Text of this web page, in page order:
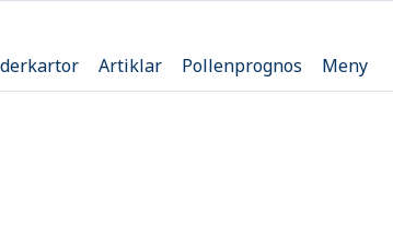
Artiklar Pollenprognos Meny